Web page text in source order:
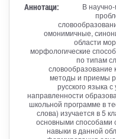
Аннотаци:
В
омонимичные,
области
морфологические
по типам
методы и приемы
русского языка
направленности
школьной программе в
слова) изучается в 5
основными способами
навыки в данной